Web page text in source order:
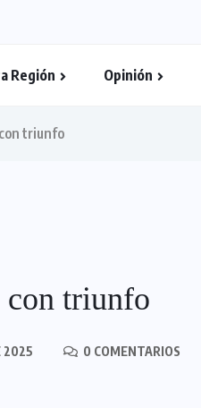
Región Opinión
triunfo
con triunfo
2025
0 COMENTARIOS